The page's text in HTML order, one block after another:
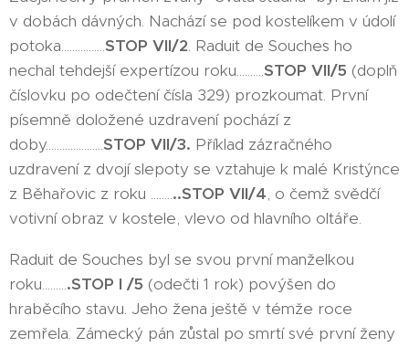
v dobách dávných. Nachází se pod kostelíkem v údolí
potoka................STOP VII/2. Raduit de Souches ho
nechal tehdejší expertízou roku..........STOP VII/5 (doplň
číslovku po odečtení čísla 329) prozkoumat. První
písemně doložené uzdravení pochází z
doby.....................STOP VII/3. Příklad zázračného
uzdravení z dvojí slepoty se vztahuje k malé Kristýnce
z Běhařovic z roku ..........STOP VII/4, o čemž svědčí
votivní obraz v kostele, vlevo od hlavního oltáře.
Raduit de Souches byl se svou první manželkou
roku..........STOP I /5 (odečti 1 rok) povýšen do
hraběcího stavu. Jeho žena ještě v témže roce
zemřela. Zámecký pán zůstal po smrtí své první ženy